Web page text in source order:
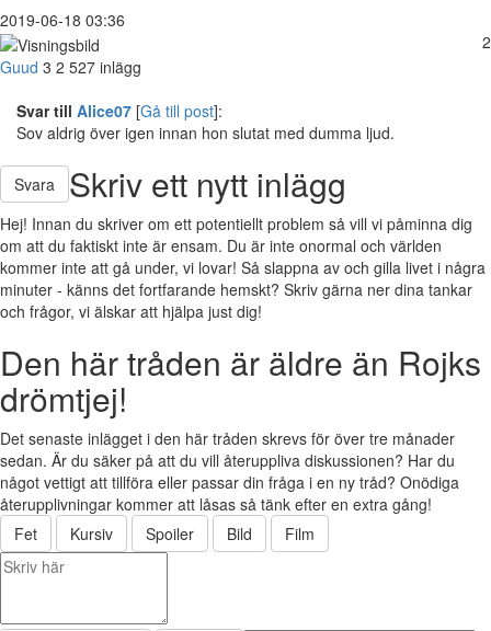
2019-06-18 03:36
2
Guud 3 2 527 inlägg
Svar till Alice07 [Gå till post]:
Sov aldrig över igen innan hon slutat med dumma ljud.
Svara Skriv ett nytt inlägg
Hej! Innan du skriver om ett potentiellt problem så vill vi påminna dig
om att du faktiskt inte är ensam. Du är inte onormal och världen
kommer inte att gå under, vi lovar! Så slappna av och gilla livet i några
minuter - känns det fortfarande hemskt? Skriv gärna ner dina tankar
och frågor, vi älskar att hjälpa just dig!
Den här tråden är äldre än Rojks
drömtjej!
Det senaste inlägget i den här tråden skrevs för över tre månader
sedan. Är du säker på att du vill återuppliva diskussionen? Har du
något vettigt att tillföra eller passar din fråga i en ny tråd? Onödiga
återupplivningar kommer att låsas så tänk efter en extra gång!
Fet
Kursiv Spoiler Bild Film